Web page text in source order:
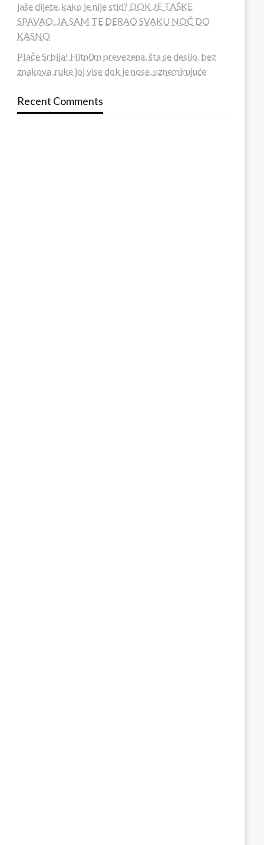
jaše dijete, kako je nije stid? DOK JE TAŠKE
SPAVAO, JA SAM TE DERAO SVAKU NOĆ DO
KASNO
PIače Srbija! Hitn0m prevezena, šta se desilo, bez
znakova ,ruke joj vise dok je nose, uznemirujuće
Recent Comments